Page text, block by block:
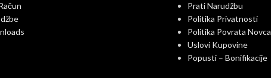
Prati Narudžbu
Politika Privatnosti
Politika Povrata Novca
Uslovi Kupovine
Popusti – Bonifikacije